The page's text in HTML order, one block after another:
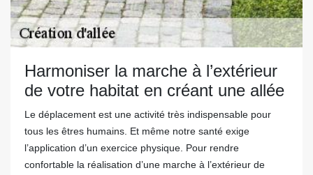
Harmoniser la marche à l’extérieur
de votre habitat en créant une allée
Le déplacement est une activité très indispensable pour
tous les êtres humains. Et même notre santé exige
l’application d’un exercice physique. Pour rendre
confortable la réalisation d’une marche à l’extérieur de